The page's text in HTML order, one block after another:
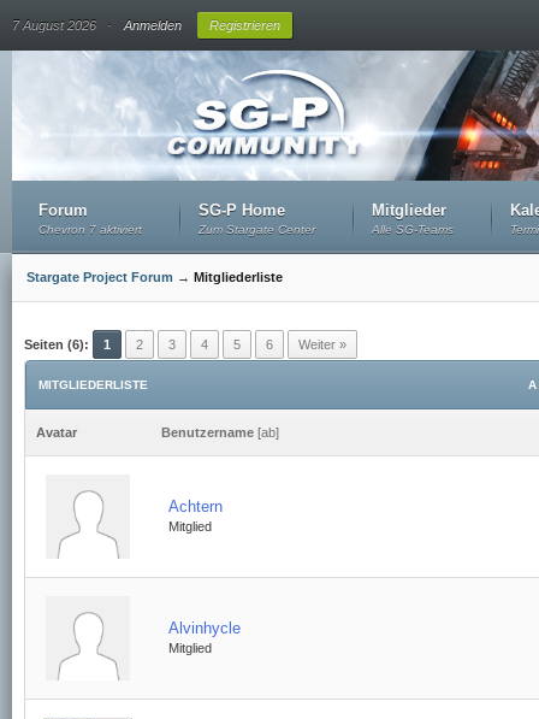
7 August 2026 . Anmelden Registrieren
Forum
Chevron 7 aktiviert
SG-P Home
Zum Stargate Center
Mitglieder
Alle SG-Teams
Stargate Project Forum → Mitgliederliste
Seiten (6): 1 2 3 4 5 6 Weiter »
A
MITGLIEDERLISTE
Avatar Benutzername [ab]
Achtern
Mitglied
Alvinhycle
Mitglied